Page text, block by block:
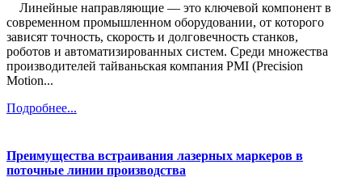
Линейные направляющие — это ключевой компонент в
современном промышленном оборудовании, от которого
зависят точность, скорость и долговечность станков,
роботов и автоматизированных систем. Среди множества
производителей тайваньская компания PMI (Precision
Motion...
Подробнее...
Преимущества встраивания лазерных маркеров в
поточные линии производства